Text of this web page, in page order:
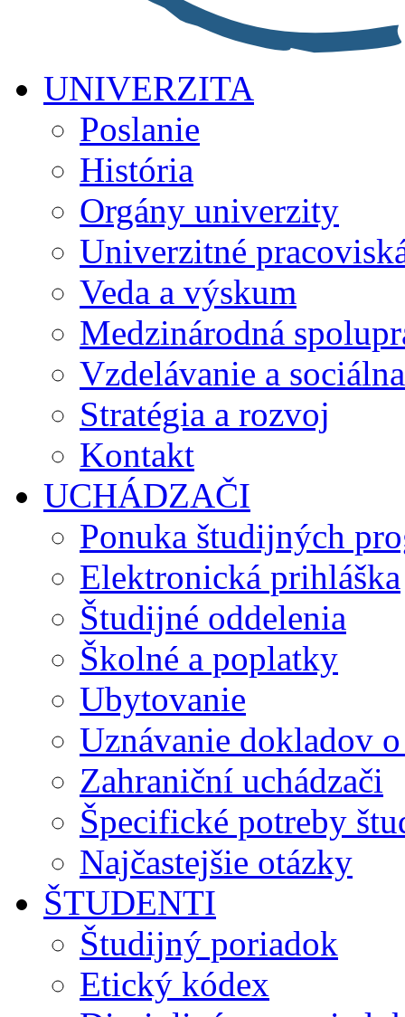
UNIVERZITA
Poslanie
História
Orgány univerzity
Univerzitné
Veda a výskum
Medzinárodná
Vzdelávanie a
Stratégia a rozvoj
Kontakt
UCHÁDZAČI
Ponuka študijných
Elektronická prihláška
Študijné oddelenia
Školné a poplatky
Ubytovanie
Uznávanie dokladov
Zahraniční uchádzači
Špecifické potreby
Najčastejšie otázky
ŠTUDENTI
Študijný poriadok
Etický kódex